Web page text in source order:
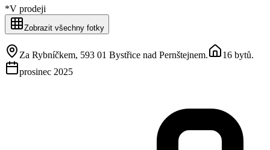
*V prodeji
Zobrazit všechny fotky
Za Rybníčkem, 593 01 Bystřice nad Pernštejnem. 16 bytů.
prosinec 2025